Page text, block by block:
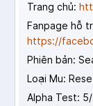
Trang chủ:
Fanpage hỗ
https://
Phiên bản:
Loại Mu:
Alpha Test: